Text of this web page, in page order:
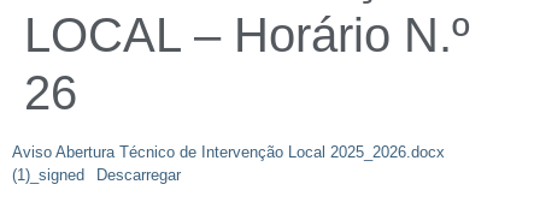
LOCAL – Horário N.º
26
Aviso Abertura Técnico de Intervenção Local 2025_2026.docx
(1)_signed
Descarregar